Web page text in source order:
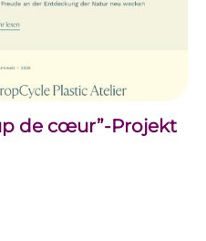
de cœur”-Projekt